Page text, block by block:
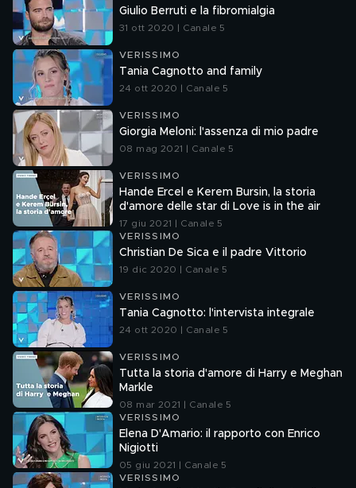
Giulio Berruti e la fibromialgia
31 ott 2020 | Canale 5
VERISSIMO
Tania Cagnotto and family
24 ott 2020 | Canale 5
VERISSIMO
Giorgia Meloni: l'assenza di mio padre
08 mag 2021 | Canale 5
VERISSIMO
Hande Ercel e Kerem Bursin, la storia
d'amore delle star di Love is in the air
17 giu 2021 | Canale 5
VERISSIMO
Christian De Sica e il padre Vittorio
19 dic 2020 | Canale 5
VERISSIMO
Tania Cagnotto: l'intervista integrale
24 ott 2020 | Canale 5
VERISSIMO
Tutta la storia d'amore di Harry e Meghan
Markle
08 mar 2021 | Canale 5
VERISSIMO
Elena D'Amario: il rapporto con Enrico
Nigiotti
05 giu 2021 | Canale 5
VERISSIMO